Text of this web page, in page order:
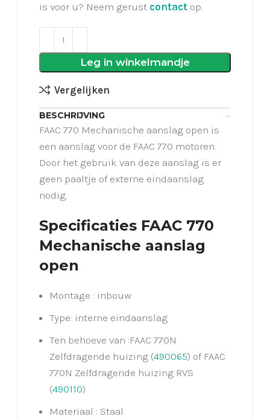
is voor u? Neem gerust contact op.
Leg in winkelmandje
Vergelijken
BESCHRIJVING
FAAC 770 Mechanische aanslag open is
een aanslag voor de FAAC 770 motoren.
Door het gebruik van deze aanslag is er
geen paaltje of externe eindaanslag
nodig.
Specificaties FAAC 770
Mechanische aanslag
open
Montage : inbouw
Type: interne eindaanslag
Ten behoeve van :FAAC 770N
Zelfdragende huizing (490065) of FAAC
770N Zelfdragende huizing RVS
(490110)
Materiaal : Staal